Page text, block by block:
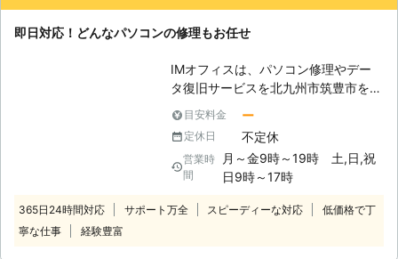
ひお気軽にご連絡ください。
即日対応！どんなパソコンの修理もお任せ
IMオフィスは、パソコン修理やデー
タ復旧サービスを北九州市筑豊市を中
心に対応しています。 パソコンに関
しての小さなトラブルから大きなトラ
ブルまで解決してきました。 こんな
時は、IMオフィスにおまかせくださ
い。 【パソコン修理・設置・設定】
システム復旧やリカバリーをしたいと
き。パソコンのウイルス対策をしたい
目安料金 ー
定休日 不定休
営業時
間
月～金9時～19時 土,日,祝
日9時～17時
365日24時間対応 サポート万全 スピーディーな対応
低価格で丁
寧な仕事
経験豊富